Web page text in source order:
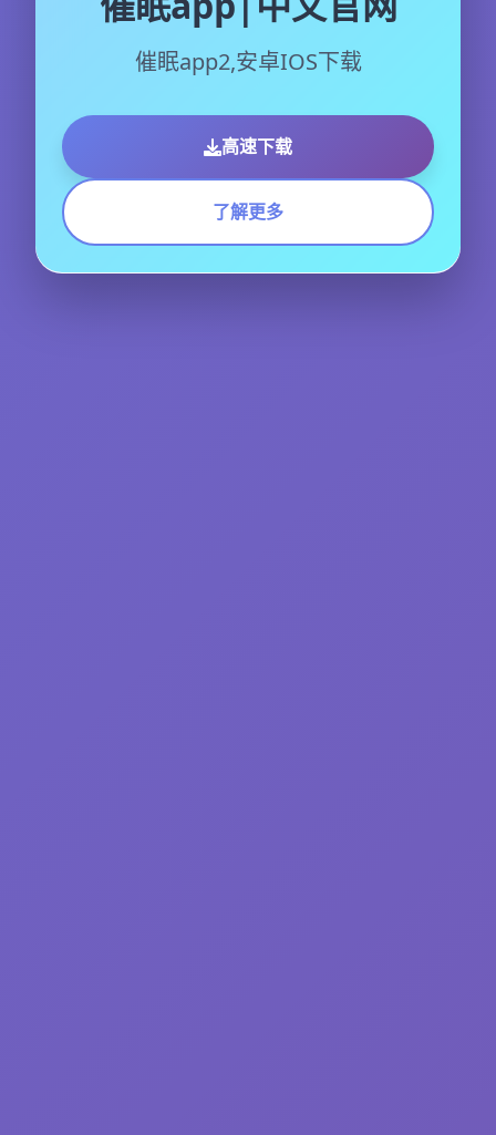
催眠app2,安卓IOS下载
高速下载
了解更多